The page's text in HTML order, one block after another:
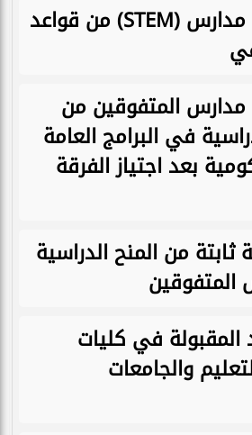
- إعفاء خريجي مدارس (STEM) من قواعد
المتفوقين من
في البرامج العامة
بعد اجتياز الفرقة
من المنح الدراسية
المقبولة في كليات
والجامعات